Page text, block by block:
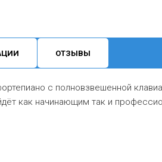
ОТЗЫВЫ
с полновзвешенной
как начинающим так и